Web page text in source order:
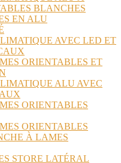
BLANCHES
EN ALU
AVEC LED ET
ORIENTABLES ET
ALU AVEC
ORIENTABLES
ORIENTABLES
À LAMES
STORE LATÉRAL